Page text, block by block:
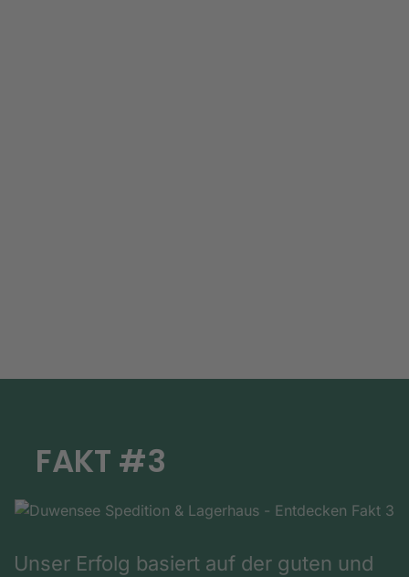
FAKT #3
Unser Erfolg basiert auf der guten und